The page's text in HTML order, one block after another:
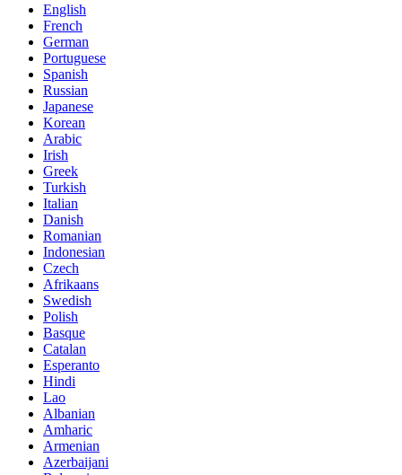
English
French
German
Portuguese
Spanish
Russian
Japanese
Korean
Arabic
Irish
Greek
Turkish
Italian
Danish
Romanian
Indonesian
Czech
Afrikaans
Swedish
Polish
Basque
Catalan
Esperanto
Hindi
Lao
Albanian
Amharic
Armenian
Azerbaijani